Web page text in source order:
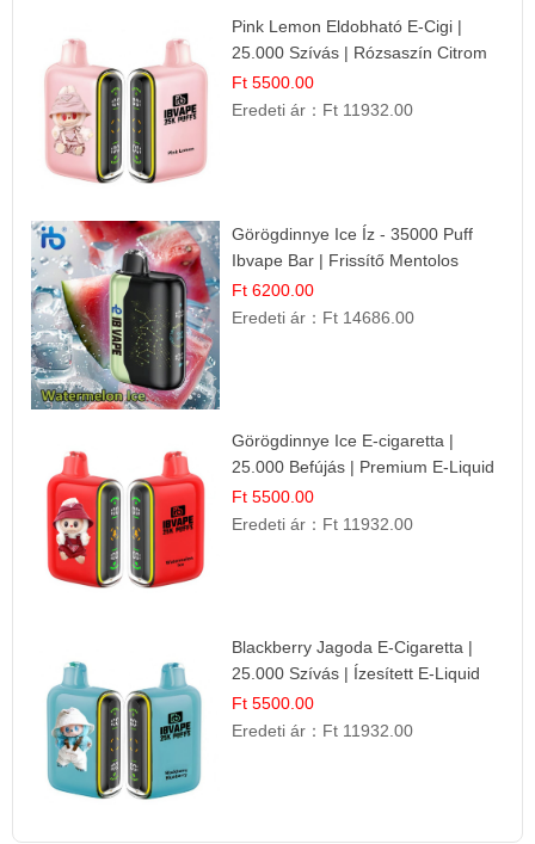
Pink Lemon Eldobható E-Cigi |
25.000 Szívás | Rózsaszín Citrom
Íz
Ft 5500.00
Eredeti ár： Ft 11932.00
Görögdinnye Ice Íz - 35000 Puff
Ibvape Bar | Frissítő Mentolos
Élmény!
Ft 6200.00
Eredeti ár： Ft 14686.00
Görögdinnye Ice E-cigaretta |
25.000 Befújás | Premium E-Liquid
Ft 5500.00
Eredeti ár： Ft 11932.00
Blackberry Jagoda E-Cigaretta |
25.000 Szívás | Ízesített E-Liquid
Ft 5500.00
Eredeti ár： Ft 11932.00